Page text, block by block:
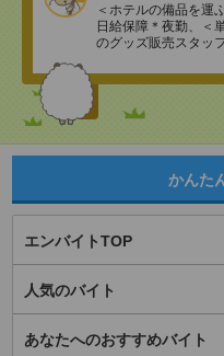
＜ホテルの備品を運
日給保障＊夜勤、＜
のグッズ販売スタッ
かんた
エンバイトTOP
人気のバイト
あなたへのおすすめバイト